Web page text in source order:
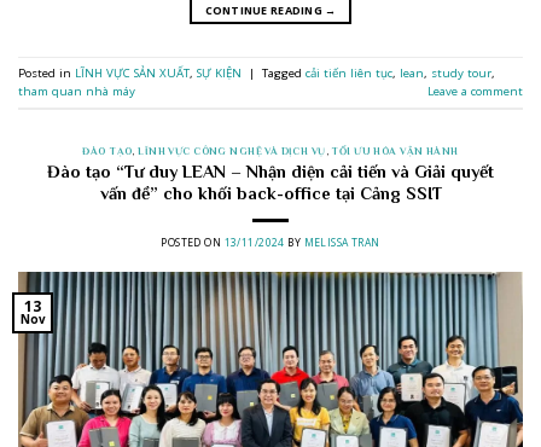
CONTINUE READING →
Posted in LĨNH VỰC SẢN XUẤT, SỰ KIỆN | Tagged cải tiến liên tục, lean, study tour,
tham quan nhà máy
Leave a comment
ĐÀO TẠO ,LĨNH VỰC CÔNG NGHỆ VÀ DỊCH VỤ TỐI ƯU HÓA VẬN HÀNH
Đào tạo “Tư duy LEAN – Nhận diện cải tiến và Giải quyết
vấn đề” cho khối back-office tại Cảng SSIT
POSTED ON 13/11/2024 BY MELISSA TRAN
13
Nov